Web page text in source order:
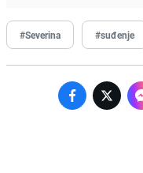
#Severina #suđenje